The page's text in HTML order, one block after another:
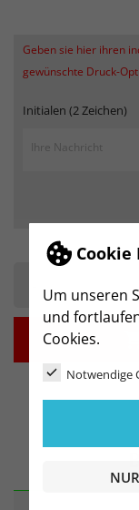
Cookie
Um unseren
und
Cookies.
Notwendige
Geben sie hier ihren
gewünschte Druck-
Initialen (2 Zeichen)